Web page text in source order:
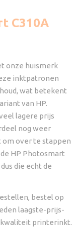
C310A
onze huismerk
inktpatronen
wat betekent
van HP.
lagere prijs
nog weer
om over te stappen
HP Photosmart
die echt de
bestel op
laagste-prijs-
kwaliteit printerinkt.